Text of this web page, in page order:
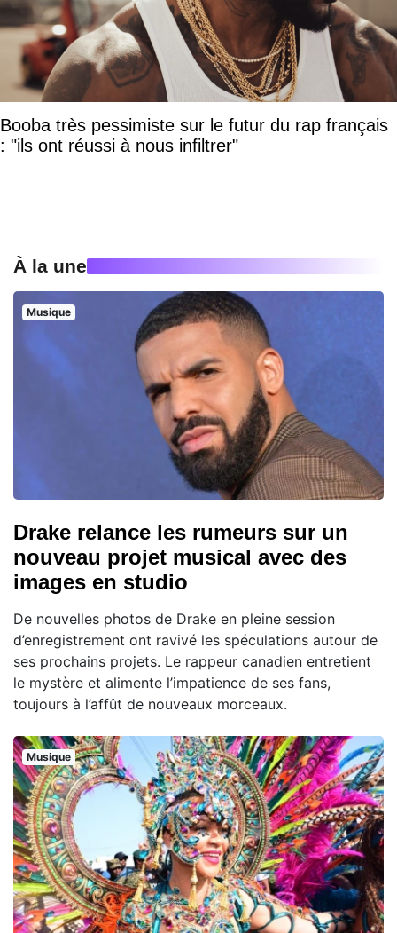
Booba très pessimiste sur le futur du rap français
: "ils ont réussi à nous infiltrer"
À la une
Musique
Drake relance les rumeurs sur un
nouveau projet musical avec des
images en studio
De nouvelles photos de Drake en pleine session
d’enregistrement ont ravivé les spéculations autour de
ses prochains projets. Le rappeur canadien entretient
le mystère et alimente l’impatience de ses fans,
toujours à l’affût de nouveaux morceaux.
Musique